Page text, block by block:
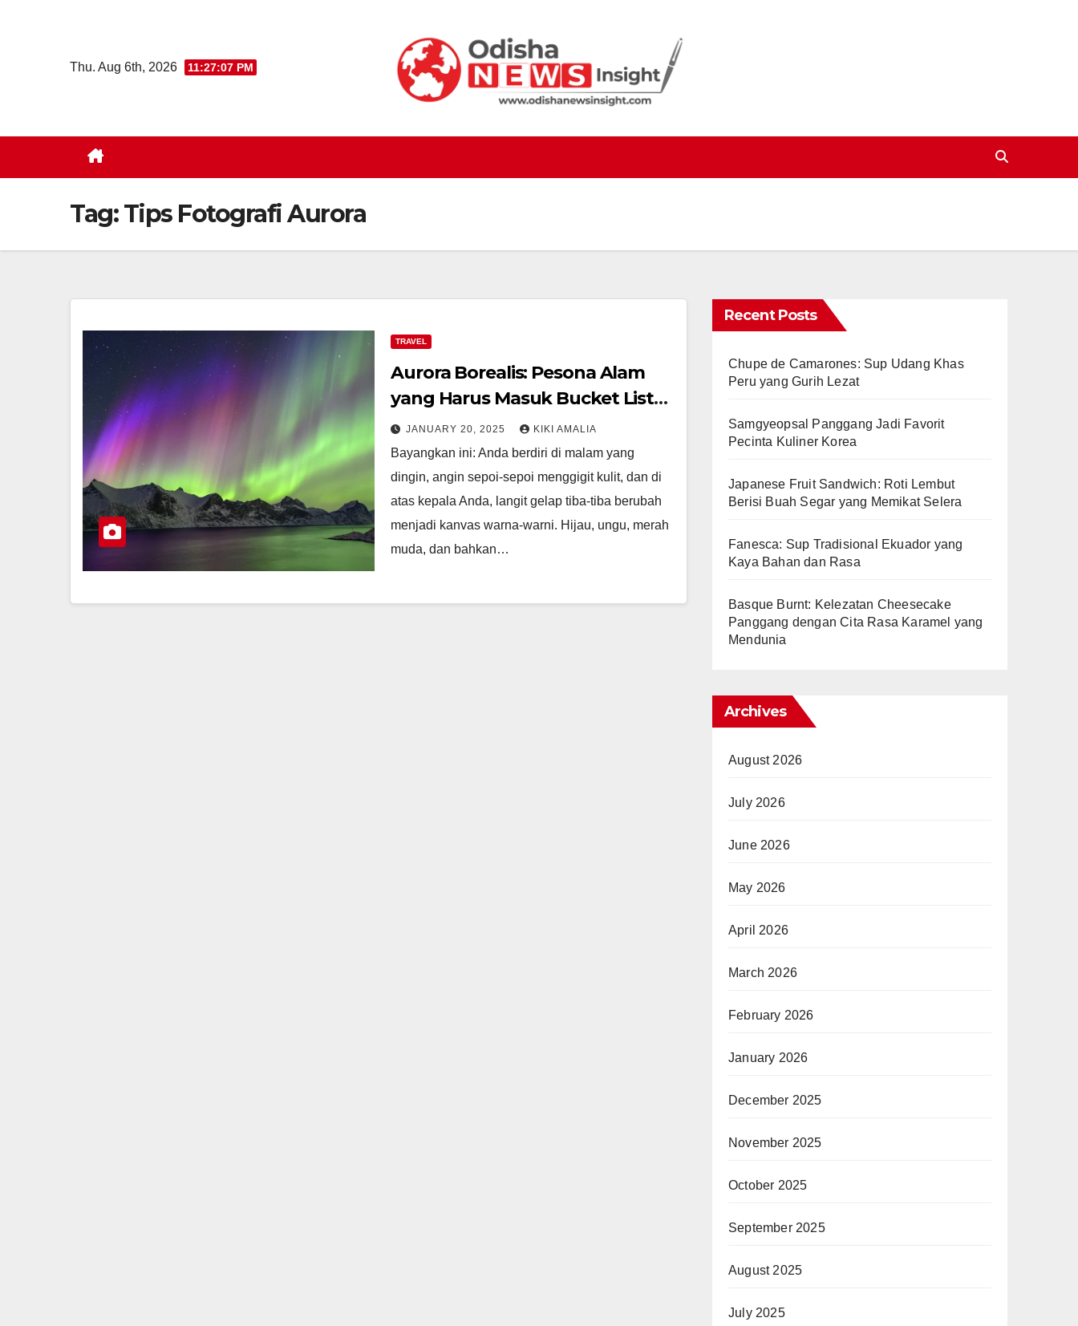
Thu. Aug 6th, 2026 11:27:08 PM
Tag:Tips Fotografi Aurora
TRAVEL
Aurora Borealis: Pesona Alam
yang Harus Masuk Bucket List
Anda
JANUARY 20, 2025 KIKI AMALIA
Bayangkan ini: Anda berdiri di malam yang
dingin, angin sepoi-sepoi menggigit kulit, dan di
atas kepala Anda, langit gelap tiba-tiba berubah
menjadi kanvas warna-warni. Hijau, ungu, merah
muda, dan bahkan…
Recent Posts
Chupe de Camarones: Sup Udang Khas
Peru yang Gurih Lezat
Samgyeopsal Panggang Jadi Favorit
Pecinta Kuliner Korea
Japanese Fruit Sandwich: Roti Lembut
Berisi Buah Segar yang Memikat Selera
Fanesca: Sup Tradisional Ekuador yang
Kaya Bahan dan Rasa
Basque Burnt: Kelezatan Cheesecake
Panggang dengan Cita Rasa Karamel yang
Mendunia
Archives
August 2026
July 2026
June 2026
May 2026
April 2026
March 2026
February 2026
January 2026
December 2025
November 2025
October 2025
September 2025
August 2025
July 2025